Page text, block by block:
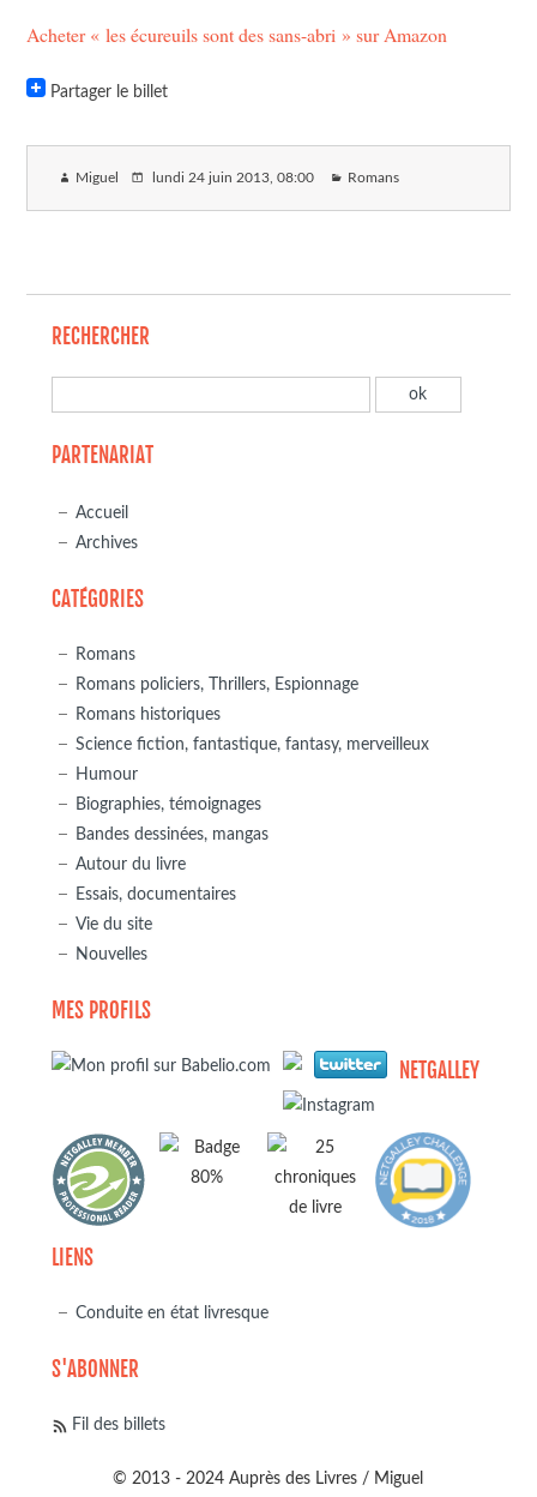
Acheter « les écureuils sont des sans-abri » sur Amazon
Partager le billet
Miguel lundi 24 juin 2013 , 08:00 Romans
RECHERCHER
PARTENARIAT
Accueil
Archives
CATÉGORIES
Romans
Romans policiers, Thrillers, Espionnage
Romans historiques
Science fiction, fantastique, fantasy, merveilleux
Humour
Biographies, témoignages
Bandes dessinées, mangas
Autour du livre
Essais, documentaires
Vie du site
Nouvelles
MES PROFILS
NETGALLEY
LIENS
Conduite en état livresque
S'ABONNER
Fil des billets
© 2013 - 2024 Auprès des Livres / Miguel